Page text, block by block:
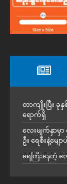
တာကျိုးပြီး ခု
ရောက်ရှိ
လေးမျက်နှာမှ
ဦး ရေစီးနဲ့မျေ
ရေကြီးနေတဲ့ လ